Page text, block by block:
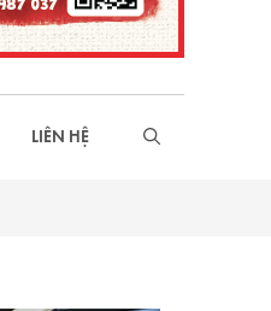
LIÊN HỆ